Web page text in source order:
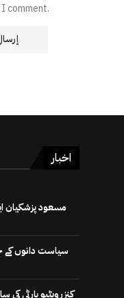
comment.
اخبار
سیاست دانوں کے
کنزرویٹیو پارٹی